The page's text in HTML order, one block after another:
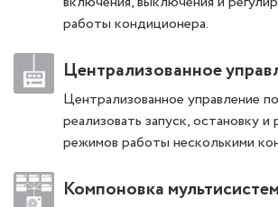
работы кондиционера.
Централизованное
Централизованное управление
реализовать запуск, остановку и
режимов работы несколькими
Компоновка